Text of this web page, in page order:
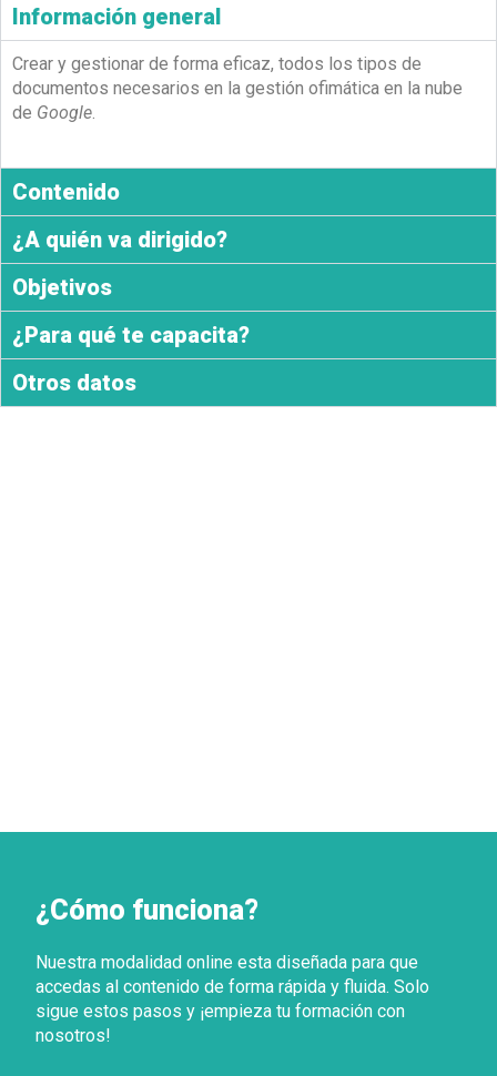
Información general
Crear y gestionar de forma eficaz, todos los tipos de
documentos necesarios en la gestión ofimática en la nube
de Google
Contenido
¿A quién va dirigido?
Objetivos
¿Para qué te capacita?
Otros datos
¿Cómo funciona?
Nuestra modalidad online esta diseñada para que
accedas al contenido de forma rápida y fluida. Solo
sigue estos pasos y ¡empieza tu formación con
nosotros!